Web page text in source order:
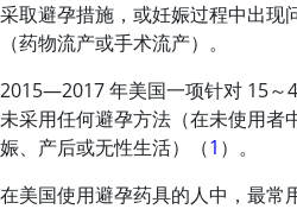
采取避孕措施，或妊娠过程中出现
（药物流产或手术流产）。
2015—2017 年美国一项针对 15～
未采用任何避孕方法（在未使用者
娠、产后或无性生活）（1 ）。
在美国使用避孕药具的人中，最常